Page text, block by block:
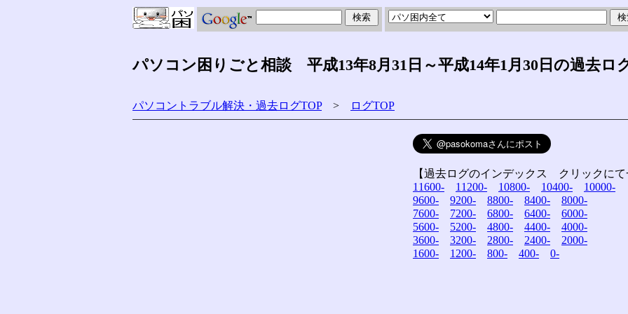
パソコン困りごと相談 平成13年8月31日～平成14年1月30日の過去ロ
パソコントラブル解決・過去ログTOP> ログTOP
【過去ログのインデックス クリックにて
11600-
11200- 10800- 10400-
10000-
9600-
9200- 8800- 8400-
8000-
7600-
7200- 6800- 6400-
6000-
5600-
5200- 4800- 4400-
4000-
3600-
3200- 2800- 2400-
2000-
1600-
1200- 800- 400- 0-